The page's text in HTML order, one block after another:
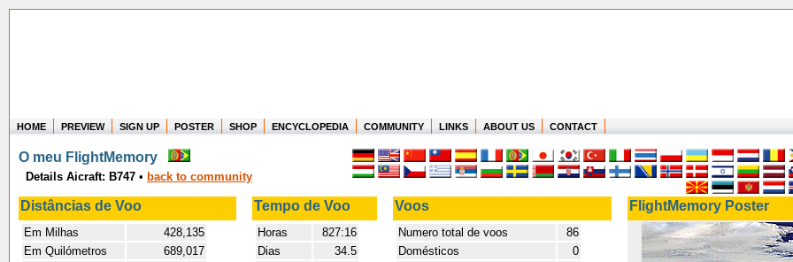
Where in the world have you flown?
How long have you been in the air?
Create your own FlightMemory and see!
HOME PREVIEW SIGN UP POSTER SHOP ENCYCLOPEDIA COMMUNITY LINKS ABOUT US CONTACT
O meu FlightMemory
Details Aicraft: B747 • back to community
Distâncias de Voo Tempo de Voo Voos FlightMemory Poster
Em Milhas
428,135
Em Quilómetros
689,017
Horas
827:16
Dias
34.5
Numero total de voos
86
Domésticos
0